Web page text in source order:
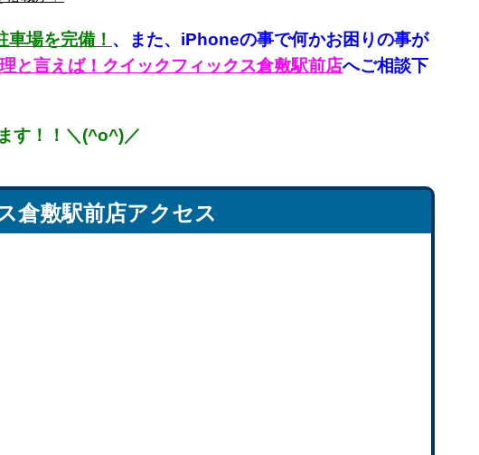
車場を完備！ 、
また、iPhoneの事で何かお困りの事が
と言えば！クイックフィックス倉敷駅前店へご相談下
す！！＼(^o^)／
倉敷駅前店アクセス